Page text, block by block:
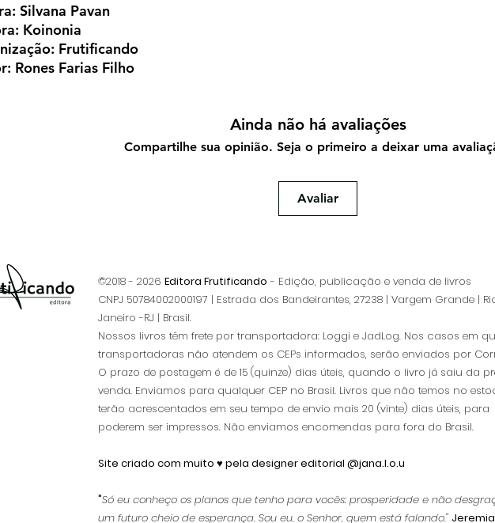
Silvana Pavan
Koinonia
Frutificando
Rones Farias Filho
Ainda não há avaliações
Compartilhe sua opinião. Seja o primeiro a deixar uma
Avaliar
©2018 - 2026 Editora Frutificando - Edição, publicação e venda de livros
CNPJ 50784002000197 | Estrada dos Bandeirantes, 27238 | Vargem Grande |
Janeiro -RJ | Brasil.
​Nossos livros têm frete por transportadora: Loggi e JadLog. Nos casos em
transportadoras não atendem os CEPs informados, serão enviados por
O prazo de postagem é de 15 (quinze) dias úteis, quando o livro já saiu da
venda. Enviamos para qualquer CEP no Brasil. Livros que não temos no
terão acrescentados em seu tempo de envio mais 20 (vinte) dias úteis, para
poderem ser impressos. Não enviamos encomendas para fora do Brasil.
Site criado com muito ♥ pela designer editorial @jana.l.o.u
"Só eu conheço os planos que tenho para vocês: prosperidade e não
um futuro cheio de esperança. Sou eu, o Senhor, quem está falando."